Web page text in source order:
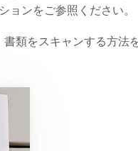
ョンをご参照ください。
類をスキャンする方法